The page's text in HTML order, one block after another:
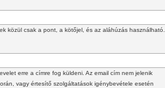
közül csak a pont, a kötőjel, és az aláhúzás használható.
erre a címre fog küldeni. Az email cím nem jelenik
vagy értesítő szolgáltatások igénybevétele esetén